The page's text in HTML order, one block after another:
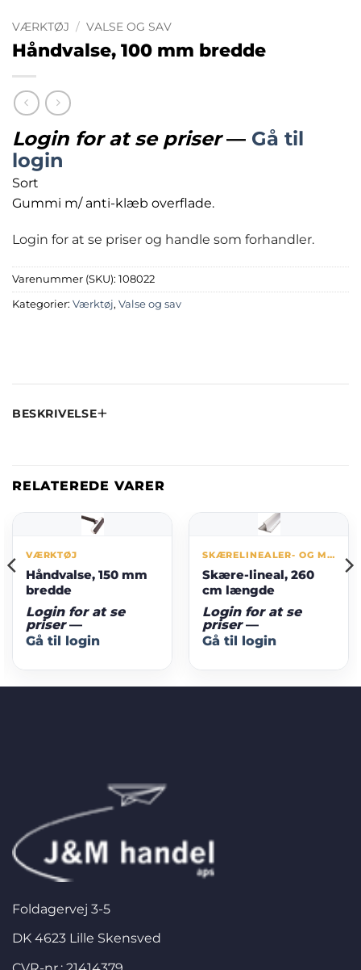
VÆRKTØJ / VALSE OG SAV
Håndvalse, 100 mm bredde
Login for at se priser— Gå til
login
Sort
Gummi m/ anti-klæb overflade.
Login for at se priser og handle som forhandler.
Varenummer (SKU): 108022
Kategorier: Værktøj, Valse og sav
BESKRIVELSE
RELATEREDE VARER
VÆRKTØJ
Håndvalse, 150 mm
bredde
Login for at se
priser—
Gå til login
SKÆRELINEALER- OG MÅTTER
Skære-lineal, 260
cm længde
Login for at se
priser—
Gå til login
Foldagervej 3-5
DK 4623 Lille Skensved